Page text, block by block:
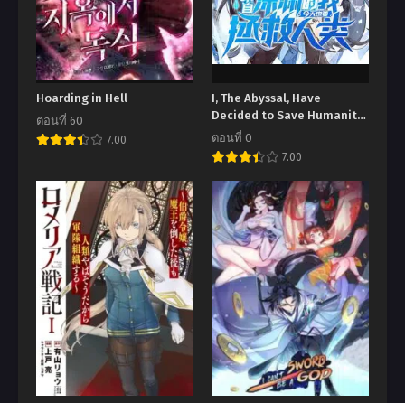
Hoarding in Hell
ตอนที่ 60
7.00
I, The Abyssal, Have
Decided to Save Humanity
Again Today
ตอนที่ 0
7.00